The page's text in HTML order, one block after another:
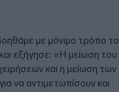
με μόνιμο τρόπο το
εξήγησε: «Η μείωση του
και η μείωση των
να αντιμετωπίσουν και